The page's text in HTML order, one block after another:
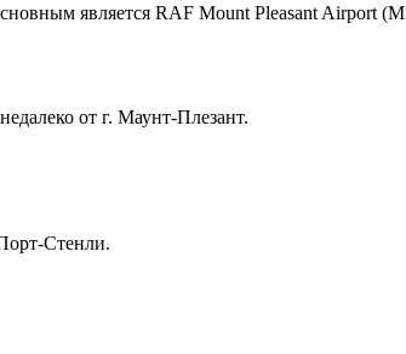
является RAF Mount Pleasant Airport
от г. Маунт-Плезант.
Стенли.